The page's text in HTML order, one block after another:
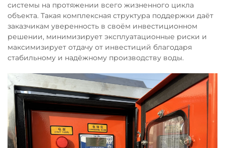
системы на протяжении всего жизненного цикла
объекта. Такая комплексная структура поддержки даёт
заказчикам уверенность в своём инвестиционном
решении, минимизирует эксплуатационные риски и
максимизирует отдачу от инвестиций благодаря
стабильному и надёжному производству воды.